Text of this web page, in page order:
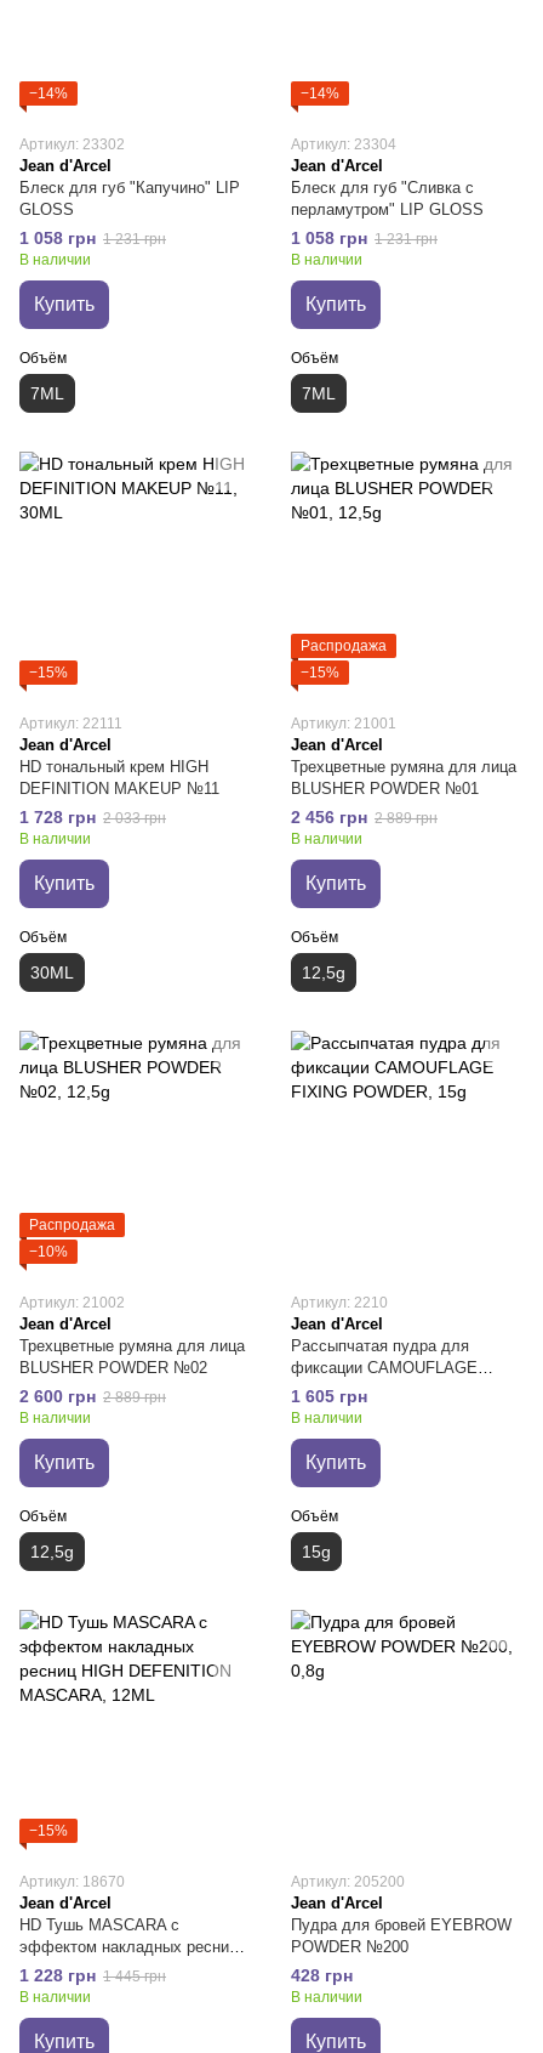
−14%
Артикул: 23302
Jean d'Arcel
Блеск для губ "Капучино" LIP
GLOSS
1 058 грн 1 231 грн
В наличии
Купить
Объём
7ML
−14%
Артикул: 23304
Jean d'Arcel
Блеск для губ "Сливка с
перламутром" LIP GLOSS
1 058 грн 1 231 грн
В наличии
Купить
Объём
7ML
−15%
Артикул: 22111
Jean d'Arcel
HD тональный крем HIGH
DEFINITION MAKEUP №11
1 728 грн 2 033 грн
В наличии
Купить
Объём
30ML
Распродажа
−15%
Артикул: 21001
Jean d'Arcel
Трехцветные румяна для лица
BLUSHER POWDER №01
2 456 грн 2 889 грн
В наличии
Купить
Объём
12,5g
Распродажа
−10%
Артикул: 21002
Jean d'Arcel
Трехцветные румяна для лица
BLUSHER POWDER №02
2 600 грн 2 889 грн
В наличии
Купить
Объём
12,5g
Артикул: 2210
Jean d'Arcel
Рассыпчатая пудра для
фиксации CAMOUFLAGE
FIXING POWDER
1 605 грн
В наличии
Купить
Объём
15g
−15%
Артикул: 18670
Jean d'Arcel
HD Тушь MASCARA с
эффектом накладных ресниц
HIGH DEFENITION MASCARA
1 228 грн 1 445 грн
В наличии
Купить
Артикул: 205200
Jean d'Arcel
Пудра для бровей EYEBROW
POWDER №200
428 грн
В наличии
Купить